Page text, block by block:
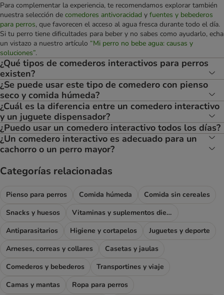
Para complementar la experiencia, te recomendamos explorar también
nuestra selección de comedores antivoracidad y fuentes y bebederos
para perros, que favorecen el acceso al agua fresca durante todo el día.
Si tu perro tiene dificultades para beber y no sabes como ayudarlo, echa
un vistazo a nuestro artículo “Mi perro no bebe agua: causas y
soluciones”.
¿Qué tipos de comederos interactivos para perros
existen?
¿Se puede usar este tipo de comedero con pienso
seco y comida húmeda?
¿Cuál es la diferencia entre un comedero interactivo
y un juguete dispensador?
¿Puedo usar un comedero interactivo todos los días?
¿Un comedero interactivo es adecuado para un
cachorro o un perro mayor?
Categorías relacionadas
Pienso para perros Comida húmeda
Comida sin cereales
Snacks y huesos
Vitaminas y suplementos dietéticos
Antiparasitarios
Higiene y cortapelos
Juguetes y deporte
Arneses, correas y collares
Casetas y jaulas
Comederos y bebederos
Transportines y viaje
Camas y mantas
Ropa para perros